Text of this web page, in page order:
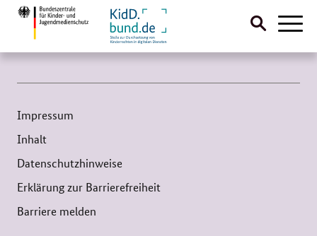
Direktlink:
Suche
Impressum
Inhalt
Datenschutzhinweise
Erklärung zur Barrierefreiheit
Barriere melden